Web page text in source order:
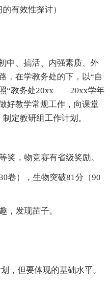
有效性探讨）
中、搞活、内强素质、外
，在学教务处的下，以“自
“教务处20xx——20xx学年
好教学常规工作，向课堂
定教研组工作计划。
奖，物竞赛有省级奖励。
卷），生物突破81分（90
，发现苗子。
，但要体现的基础水平。